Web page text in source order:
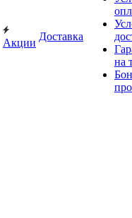
Акции
Доставка
на